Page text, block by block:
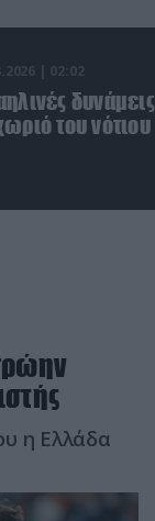
| 02:02
του
η Ελλάδα